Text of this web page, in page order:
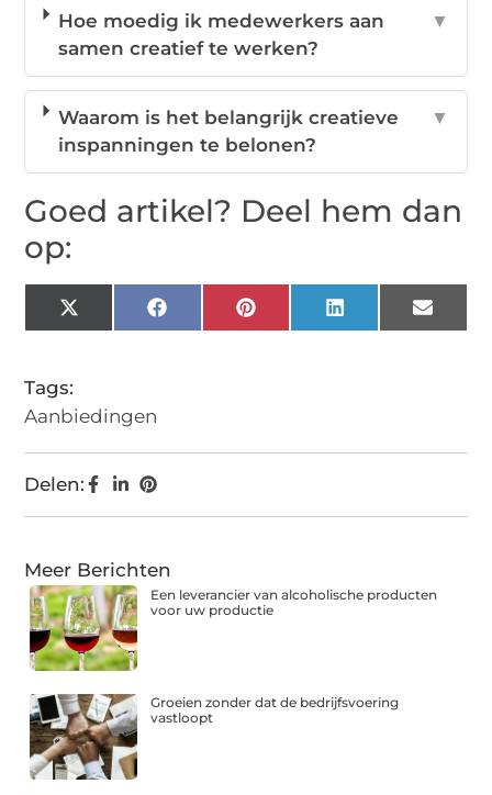
Hoe moedig ik medewerkers aan
samen creatief te werken?
▼
Waarom is het belangrijk creatieve
inspanningen te belonen?
▼
Goed artikel? Deel hem dan
op:
X
(Twitter)
FacebookPinterestLinkedIn Email
Tags:
Aanbiedingen
Delen:
Meer Berichten
Een leverancier van alcoholische producten
voor uw productie
Groeien zonder dat de bedrijfsvoering
vastloopt